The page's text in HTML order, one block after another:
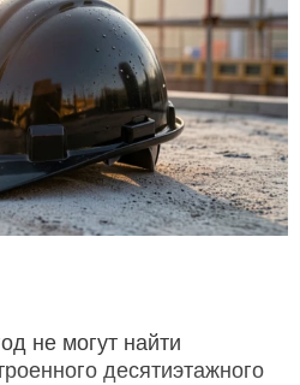
не могут найти
десятиэтажного